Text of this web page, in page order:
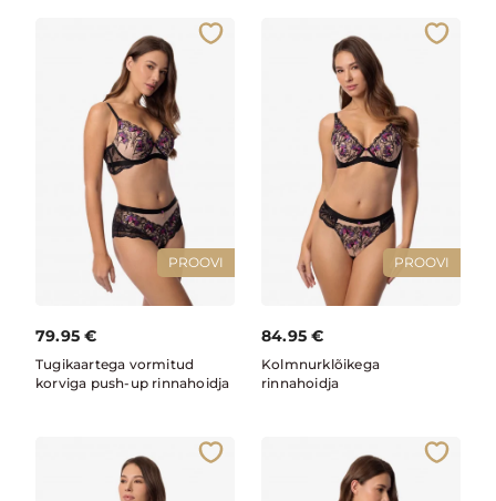
PROOVI
79.95 €
Tugikaartega vormitud
korviga push-up rinnahoidja
PROOVI
84.95 €
Kolmnurklõikega
rinnahoidja